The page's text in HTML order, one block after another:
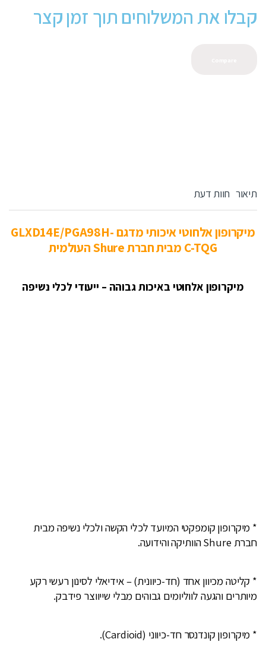
קבלו את המשלוחים תוך זמן קצר
תיאור חוות דעת
מיקרופון אלחוטי איכותי מדגם GLXD14E/PGA98H-
C-TQG מבית חברת Shure העולמית
מיקרופון אלחוטי באיכות גבוהה – ייעודי לכלי נשיפה
* מיקרופון קומפקטי המיועד לכלי הקשה ולכלי נשיפה מבית
חברת Shure הוותיקה והידועה.
* קליטה מכיוון אחד (חד-כיוונית) – אידיאלי לסינון רעשי רקע
מיותרים והגעה לווליומים גבוהים מבלי ‎שייווצר פידבק.
* מיקרופון קונדנסר חד-כיווני (Cardioid).